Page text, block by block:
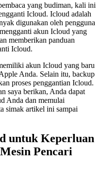
yang budiman, kali ini
Icloud. Icloud adalah
digunakan oleh pengguna
akun Icloud yang
memberikan panduan
Icloud.
akun Icloud yang baru
Anda. Selain itu, backup
proses penggantian Icloud.
saya berikan, Anda dapat
Anda dan memulai
simak artikel ini sampai
untuk Keperluan
Pencari